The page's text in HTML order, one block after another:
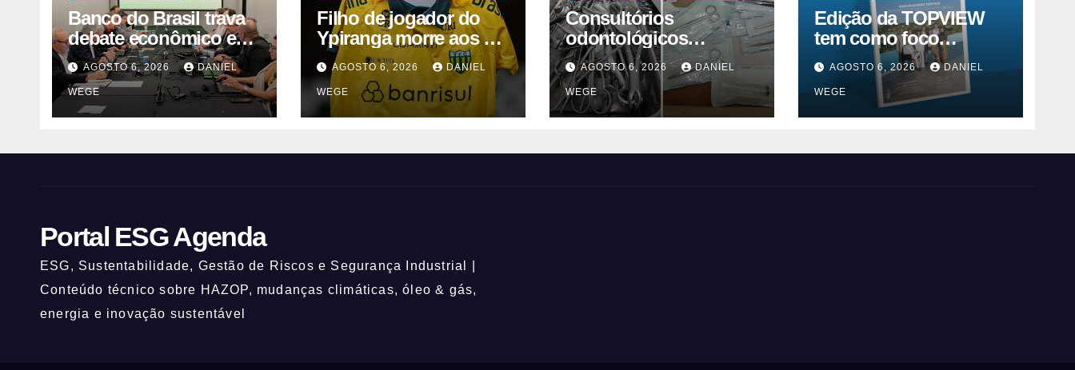
Banco do Brasil trava
debate econômico e
condiciona avanços à
decisão da Fenaban |
Contec Brasil
AGOSTO 6, 2026 DANIEL
WEGE
Filho de jogador do
Ypiranga morre aos 2
anos após acidente
AGOSTO 6, 2026 DANIEL
WEGE
Consultórios
odontológicos
interditados em
Campinas superam
2025
AGOSTO 6, 2026 DANIEL
WEGE
Edição da TOPVIEW
tem como foco
inovação, educação e
ESG
AGOSTO 6, 2026 DANIEL
WEGE
Portal ESG Agenda
ESG, Sustentabilidade, Gestão de Riscos e Segurança Industrial |
Conteúdo técnico sobre HAZOP, mudanças climáticas, óleo & gás,
energia e inovação sustentável